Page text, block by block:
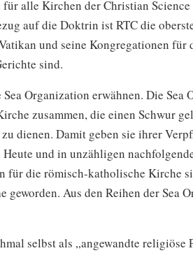
alle Kirchen der Christian
auf die Doktrin ist RTC die
und seine Kongregationen für
sind.
Organization erwähnen. Die Sea
zusammen, die einen Schwur
dienen. Damit geben sie ihrer
und in unzähligen
für die römisch-katholische Kirche
Aus den Reihen der Sea
selbst als „angewandte religiöse